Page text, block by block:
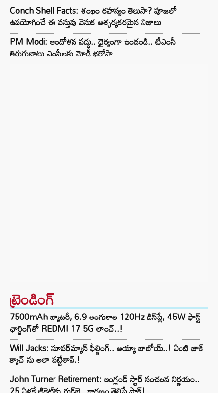
Conch Shell Facts: శంఖం రహస్యం తెలుసా? పూజలో
ఉపయోగించే ఈ వస్తువు వెనుక ఆశ్చర్యకరమైన నిజాలు
PM Modi: ఆందోళన వద్దు.. ధైర్యంగా ఉండండి.. టీఎంసీ
తిరుగుబాటు ఎంపీలకు మోడీ భరోసా
ట్రెండింగ్‌
7500mAh బ్యాటరీ, 6.9 అంగుళాల 120Hz డిస్‌ప్లే, 45W ఫాస్ట్
ఛార్జింగ్‌తో REDMI 17 5G లాంచ్..!
Will Jacks: సూపర్‌మ్యాన్ ఫీల్డింగ్.. అయ్యా బాబోయ్..! ఏంటి జాక్
క్యాచ్ ను అలా పట్టేశావ్.!
John Turner Retirement: ఇంగ్లండ్ స్టార్ సంచలన నిర్ణయం..